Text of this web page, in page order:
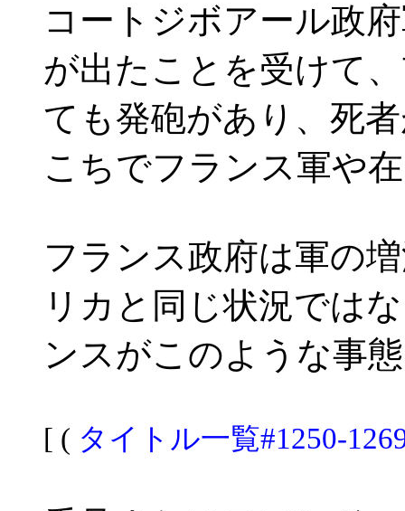
コートジボアール政
が出たことを受けて
ても発砲があり、死
こちでフランス軍や
フランス政府は軍の
リカと同じ状況では
ンスがこのような事
[ ( タイトル一覧#1250-